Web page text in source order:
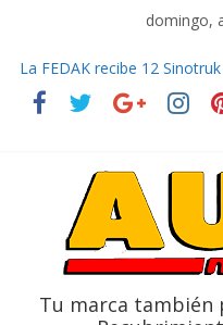
domingo,
La FEDAK recibe 12
Vuelta
El costo de tener un
¿Qué puede pasar con tu
La Vuelta al Ecuador 2026,
Tu marca también